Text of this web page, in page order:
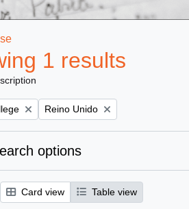
1 results
Remove filter:
Reino Unido
options
Card view Table view